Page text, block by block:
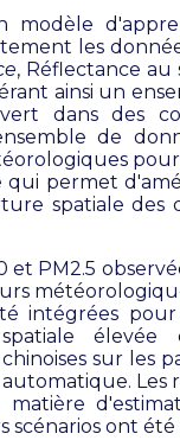
les
, Réflectance au
ainsi un
dans des
de
qui permet
spatiale des
et PM2.5
intégrées
élevée
sur les
Les
scénarios ont été